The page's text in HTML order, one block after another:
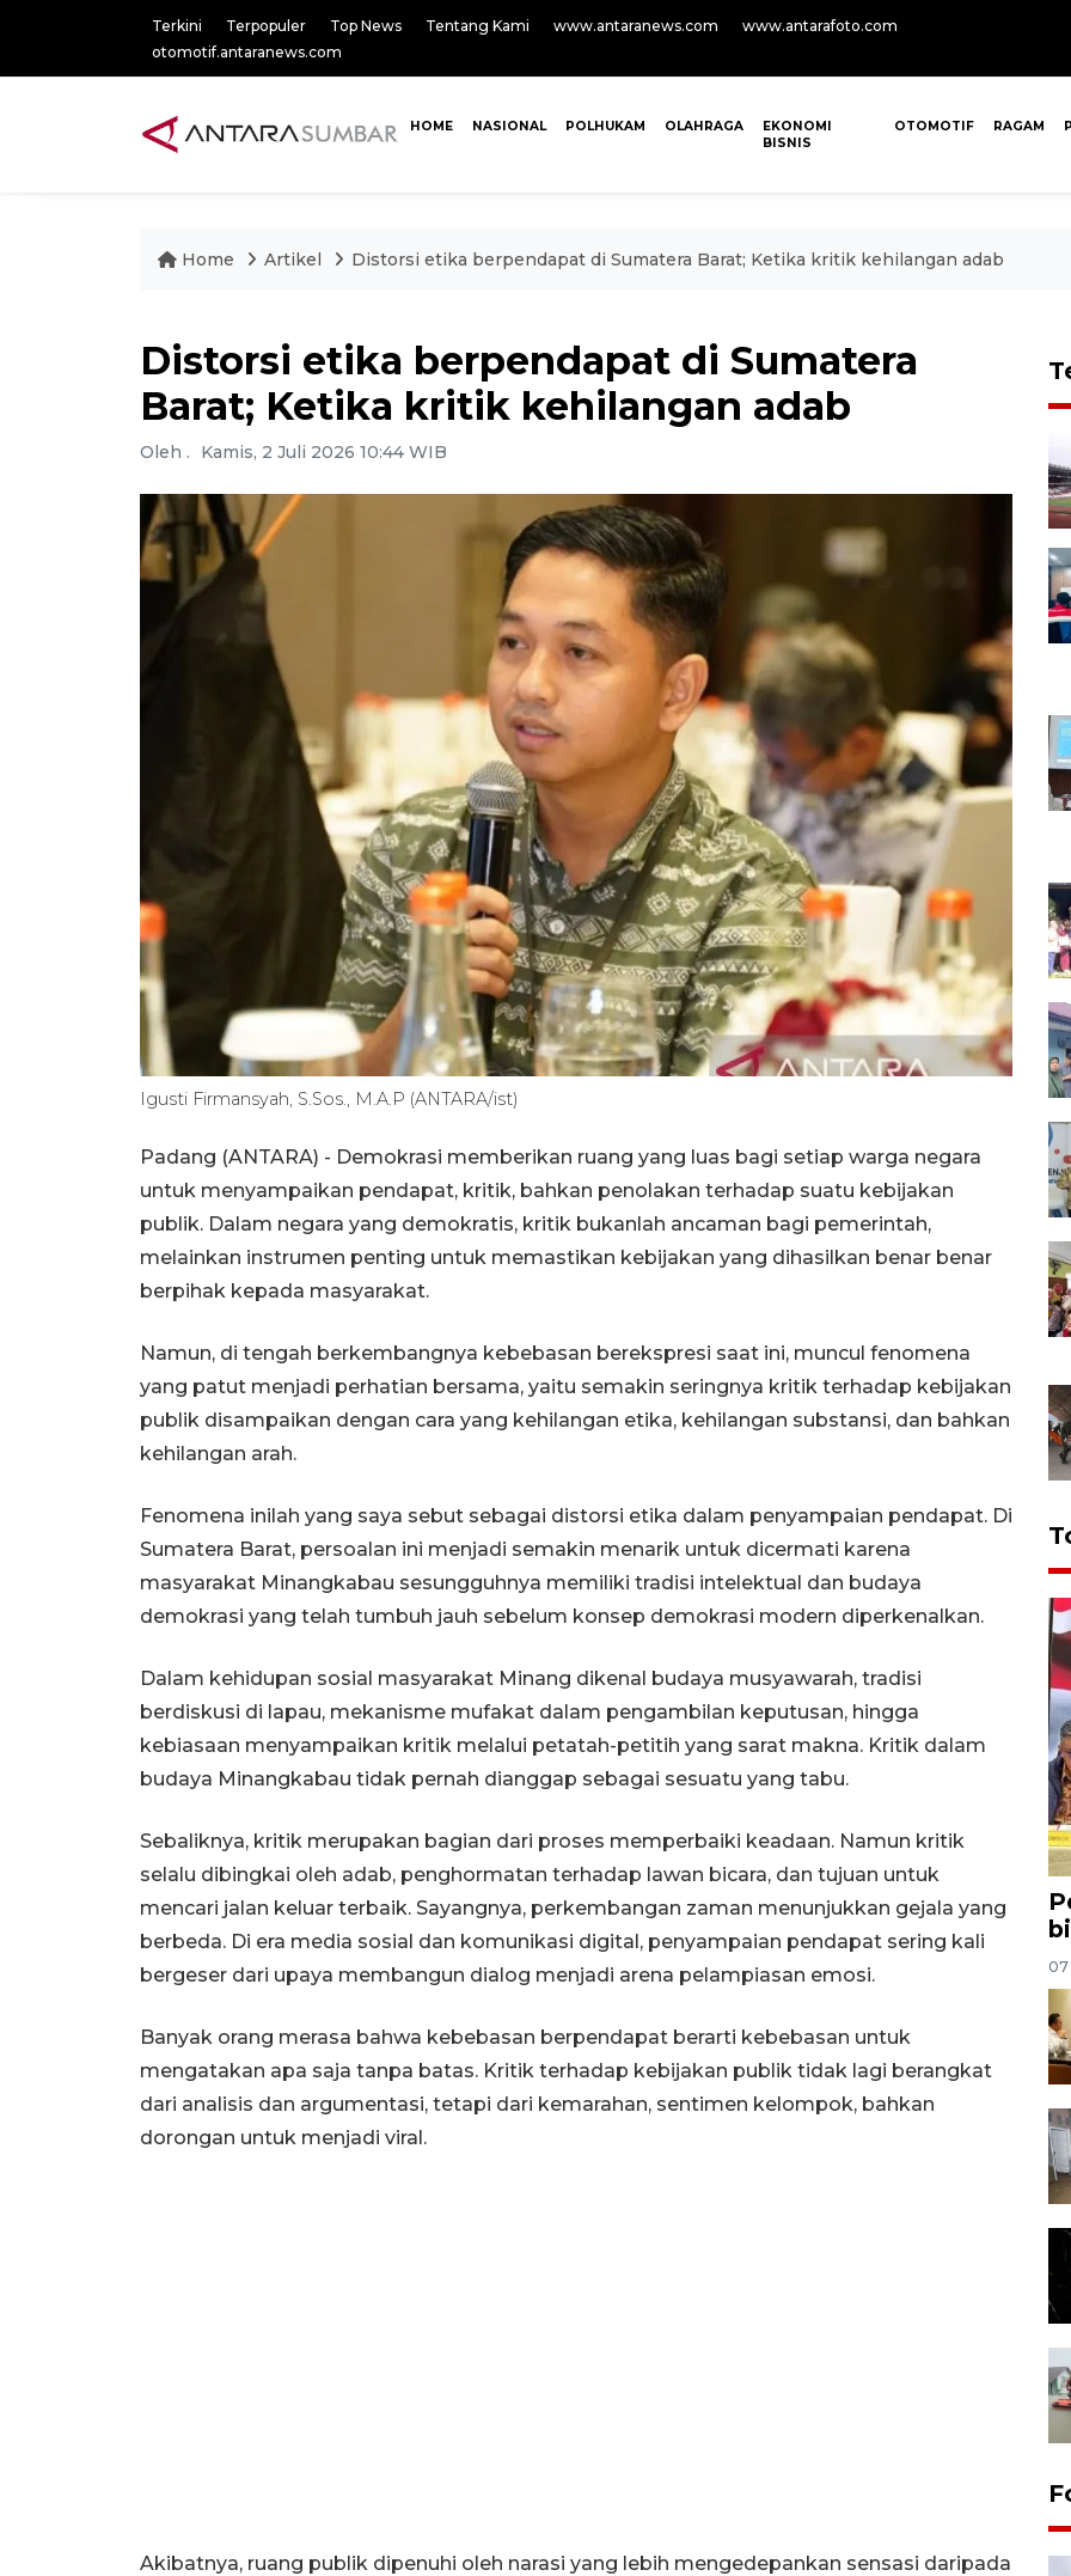
Terkini Terpopuler Top News Tentang Kami www.antaranews.com
www.antarafoto.com
otomotif.antaranews.com
HOME NASIONAL POLHUKAM OLAHRAGA
EKONOMI
BISNIS
OTOMOTIF RAGAM
Home Artikel Distorsi etika berpendapat di Sumatera Barat; Ketika kritik kehilangan adab
Distorsi etika berpendapat di Sumatera
Barat; Ketika kritik kehilangan adab
Oleh . Kamis, 2 Juli 2026 10:44 WIB
Igusti Firmansyah, S.Sos., M.A.P (ANTARA/ist)
Padang (ANTARA) - Demokrasi memberikan ruang yang luas bagi setiap warga negara
untuk menyampaikan pendapat, kritik, bahkan penolakan terhadap suatu kebijakan
publik. Dalam negara yang demokratis, kritik bukanlah ancaman bagi pemerintah,
melainkan instrumen penting untuk memastikan kebijakan yang dihasilkan benar benar
berpihak kepada masyarakat.
Namun, di tengah berkembangnya kebebasan berekspresi saat ini, muncul fenomena
yang patut menjadi perhatian bersama, yaitu semakin seringnya kritik terhadap kebijakan
publik disampaikan dengan cara yang kehilangan etika, kehilangan substansi, dan bahkan
kehilangan arah.
Fenomena inilah yang saya sebut sebagai distorsi etika dalam penyampaian pendapat. Di
Sumatera Barat, persoalan ini menjadi semakin menarik untuk dicermati karena
masyarakat Minangkabau sesungguhnya memiliki tradisi intelektual dan budaya
demokrasi yang telah tumbuh jauh sebelum konsep demokrasi modern diperkenalkan.
Dalam kehidupan sosial masyarakat Minang dikenal budaya musyawarah, tradisi
berdiskusi di lapau, mekanisme mufakat dalam pengambilan keputusan, hingga
kebiasaan menyampaikan kritik melalui petatah-petitih yang sarat makna. Kritik dalam
budaya Minangkabau tidak pernah dianggap sebagai sesuatu yang tabu.
Sebaliknya, kritik merupakan bagian dari proses memperbaiki keadaan. Namun kritik
selalu dibingkai oleh adab, penghormatan terhadap lawan bicara, dan tujuan untuk
mencari jalan keluar terbaik. Sayangnya, perkembangan zaman menunjukkan gejala yang
berbeda. Di era media sosial dan komunikasi digital, penyampaian pendapat sering kali
bergeser dari upaya membangun dialog menjadi arena pelampiasan emosi.
Banyak orang merasa bahwa kebebasan berpendapat berarti kebebasan untuk
mengatakan apa saja tanpa batas. Kritik terhadap kebijakan publik tidak lagi berangkat
dari analisis dan argumentasi, tetapi dari kemarahan, sentimen kelompok, bahkan
dorongan untuk menjadi viral.
Akibatnya, ruang publik dipenuhi oleh narasi yang lebih mengedepankan sensasi daripada
07